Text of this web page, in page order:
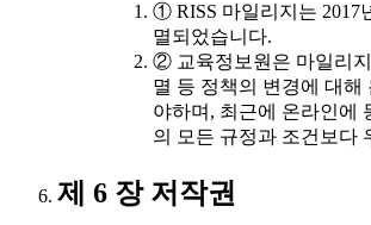
① RISS 마일리지는 2017
멸되었습니다.
② 교육정보원은 마일리
멸 등 정책의 변경에 대해
야하며, 최근에 온라인에
의 모든 규정과 조건보다
제 6 장 저작권